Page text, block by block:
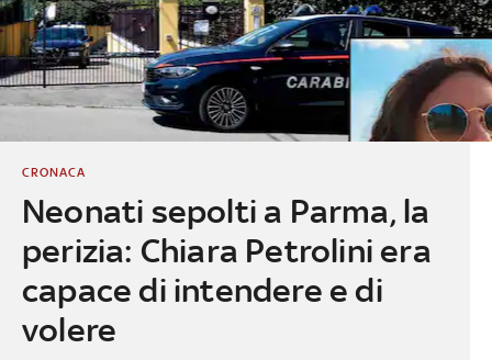
Neonati sepolti a Parma, la
perizia: Chiara Petrolini era
capace di intendere e di
volere
CRONACA